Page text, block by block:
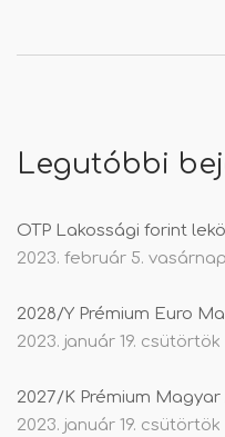
Legutóbbi
OTP Lakossági forint
2023. február 5. vasárnap
2028/Y Prémium Euro
2023. január 19. csütörtök
2027/K Prémium
2023. január 19. csütörtök